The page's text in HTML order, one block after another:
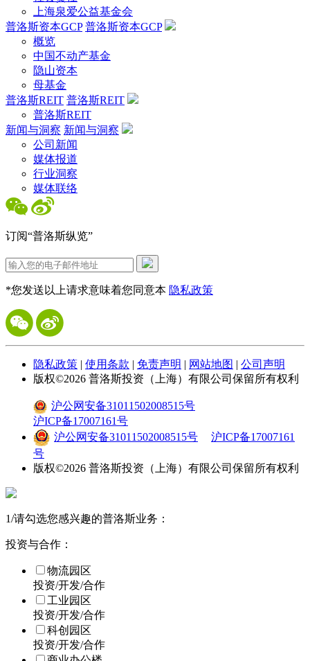
上海泉爱公益基金会
普洛斯资本GCP 普洛斯资本GCP
概览
中国不动产基金
隐山资本
母基金
普洛斯REIT 普洛斯REIT
普洛斯REIT
新闻与洞察 新闻与洞察
公司新闻
媒体报道
行业洞察
媒体联络
订阅“普洛斯纵览”
*您发送以上请求意味着您同意本 隐私政策
隐私政策 | 使用条款 | 免责声明 | 网站地图 | 公司声明
版权©2026 普洛斯投资（上海）有限公司保留所有权利
沪公网安备31011502008515号
沪ICP备17007161号
沪公网安备31011502008515号
沪ICP备17007161
号
版权©2026 普洛斯投资（上海）有限公司保留所有权利
1/请勾选您感兴趣的普洛斯业务：
投资与合作：
物流园区
投资/开发/合作
工业园区
投资/开发/合作
科创园区
投资/开发/合作